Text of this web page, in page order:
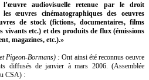
audiovisuelle retenue par le droit
œuvres cinématographiques des oeuvres
de stock (fictions, documentaires, films
vivants etc.) et des produits de flux (émissions
magazines, etc.).»
Pigeon-Bormans) :Ont ainsi été reconnus oeuvre
diffusés de janvier à mars 2006. (Assemblée
CSA) :